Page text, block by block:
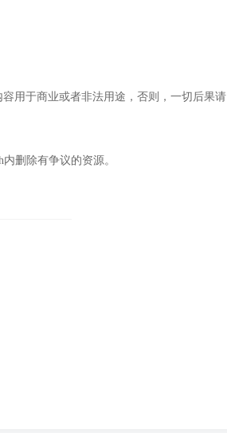
用于商业或者非法用途，否则，一切后果请
删除有争议的资源。